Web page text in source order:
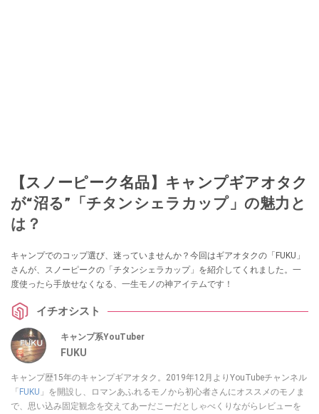
【スノーピーク名品】キャンプギアオタク
が“沼る”「チタンシェラカップ」の魅力と
は？
キャンプでのコップ選び、迷っていませんか？今回はギアオタクの「FUKU」
さんが、スノーピークの「チタンシェラカップ」を紹介してくれました。一
度使ったら手放せなくなる、一生モノの神アイテムです！
イチオシスト
キャンプ系YouTuber
FUKU
キャンプ歴15年のキャンプギアオタク。2019年12月よりYouTubeチャンネル
「 FUKU 」を開設し、ロマンあふれるモノから初心者さんにオススメのモノま
で、思い込み固定観念を交えてあーだこーだとしゃべくりながらレビューを